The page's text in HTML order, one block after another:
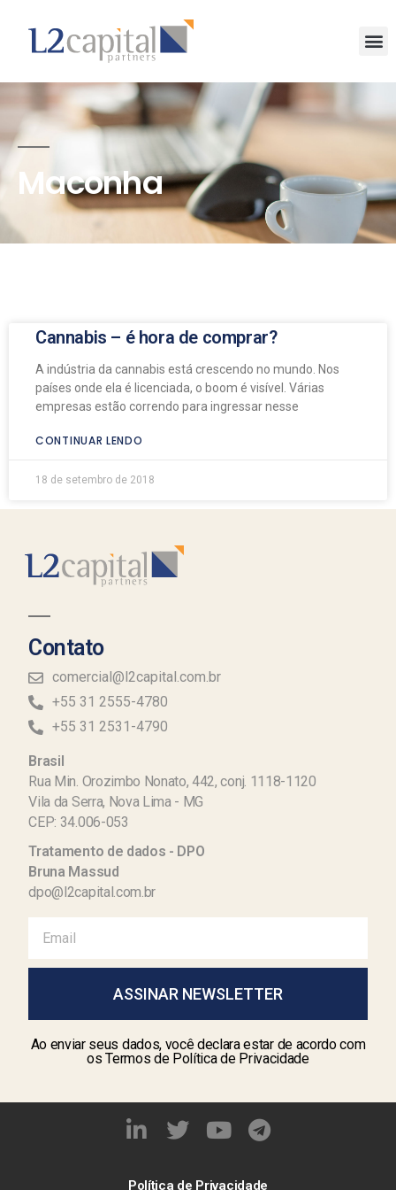
Maconha
Cannabis – é hora de comprar?
A indústria da cannabis está crescendo no mundo. Nos
países onde ela é licenciada, o boom é visível. Várias
empresas estão correndo para ingressar nesse
CONTINUAR LENDO
18 de setembro de 2018
Contato
comercial@l2capital.com.br
+55 31 2555-4780
+55 31 2531-4790
Brasil
Rua Min. Orozimbo Nonato, 442, conj. 1118-1120
Vila da Serra, Nova Lima - MG
CEP: 34.006-053
Tratamento de dados - DPO
Bruna Massud
dpo@l2capital.com.br
ASSINAR NEWSLETTER
Ao enviar seus dados, você declara estar de acordo com
os Termos de Política de Privacidade
Política de Privacidade